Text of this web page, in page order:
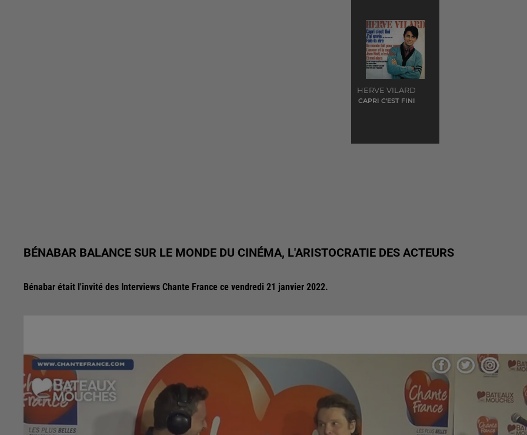
HERVE VILARD
CAPRI C'EST FINI
BÉNABAR BALANCE SUR LE MONDE DU CINÉMA, L'ARISTOCRATIE DES ACTEURS
Bénabar était l'invité des Interviews Chante France ce vendredi 21 janvier 2022.